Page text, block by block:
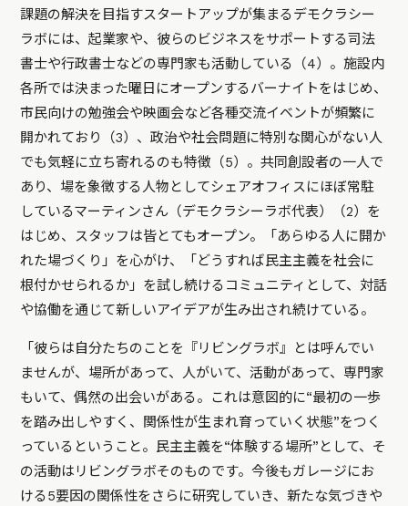
課題の解決を目指すスタートアップが集まるデモクラシー
ラボには、起業家や、彼らのビジネスをサポートする司法
書士や行政書士などの専門家も活動している（4）。施設内
各所では決まった曜日にオープンするバーナイトをはじめ、
市民向けの勉強会や映画会など各種交流イベントが頻繁に
開かれており（3）、政治や社会問題に特別な関心がない人
でも気軽に立ち寄れるのも特徴（5）。共同創設者の一人で
あり、場を象徴する人物としてシェアオフィスにほぼ常駐
しているマーティンさん（デモクラシーラボ代表）（2）を
はじめ、スタッフは皆とてもオープン。「あらゆる人に開か
れた場づくり」を心がけ、「どうすれば民主主義を社会に
根付かせられるか」を試し続けるコミュニティとして、対話
や協働を通じて新しいアイデアが生み出され続けている。
「彼らは自分たちのことを『リビングラボ』とは呼んでい
ませんが、場所があって、人がいて、活動があって、専門家
もいて、偶然の出会いがある。これは意図的に“最初の一歩
を踏み出しやすく、関係性が生まれ育っていく状態”をつく
っているということ。民主主義を“体験する場所”として、そ
の活動はリビングラボそのものです。今後もガレージにお
ける5要因の関係性をさらに研究していき、新たな気づきや